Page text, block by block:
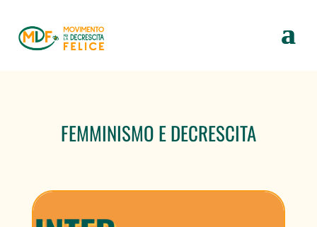
FEMMINISMO E DECRESCITA